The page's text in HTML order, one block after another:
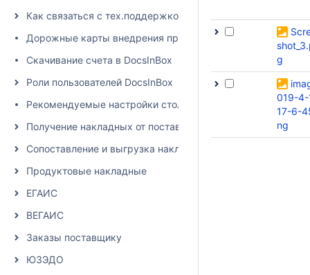
Как связаться с тех.поддержкой
Дорожные карты внедрения продуктов
Скачивание счета в DocsInBox
Роли пользователей DocsInBox
Рекомендуемые настройки столбцов
Получение накладных от поставщика в DocsInBox
Сопоставление и выгрузка накладных в учетную систему
Продуктовые накладные
ЕГАИС
ВЕГАИС
Заказы поставщику
ЮЗЭДО
g
019-4-
17-6-
ng